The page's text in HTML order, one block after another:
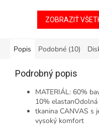
ZOBRAZIŤ
Popis Podobné (10)
Podrobný popis
MATERIÁL: 60%
10% elastanOdolná
tkanina CANVAS s
vysoký komfort